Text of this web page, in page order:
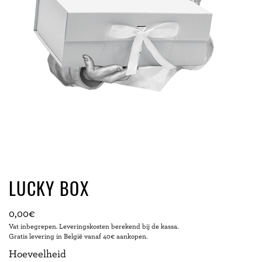
LUCKY BOX
0,00€
Vat inbegrepen. Leveringskosten berekend bij de kassa.
Gratis levering in België vanaf 40€ aankopen.
Hoeveelheid